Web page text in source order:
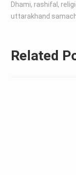
Dhami, rashifal ,
uttarakhand
Related